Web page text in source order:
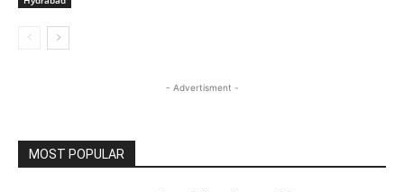
- Advertisment -
MOST POPULAR